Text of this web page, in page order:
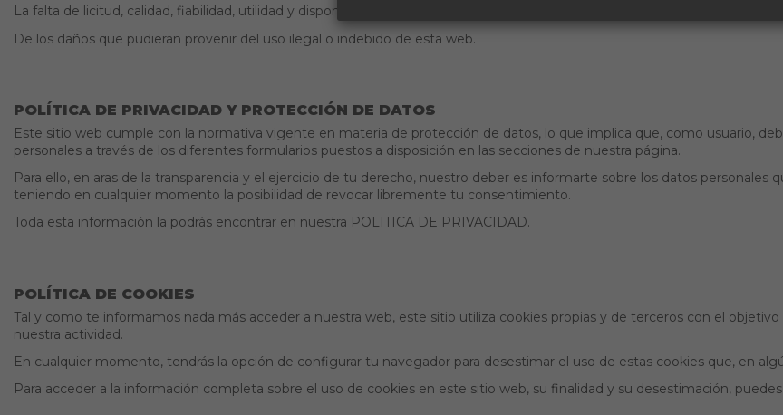
La falta de licitud, calidad, fiabilidad, utilidad y disponibilidad de los servicios prestados por terceros y puestos a
De los daños que pudieran provenir del uso ilegal o indebido de esta web.
POLÍTICA DE PRIVACIDAD Y PROTECCIÓN DE DATOS
Este sitio web cumple con la normativa vigente en materia de protección de datos, lo que implica que, como usuario,
personales a través de los diferentes formularios puestos a disposición en las secciones de nuestra página.
Para ello, en aras de la transparencia y el ejercicio de tu derecho, nuestro deber es informarte sobre los datos
teniendo en cualquier momento la posibilidad de revocar libremente tu consentimiento.
Toda esta información la podrás encontrar en nuestra POLITICA DE PRIVACIDAD.
POLÍTICA DE COOKIES
Tal y como te informamos nada más acceder a nuestra web, este sitio utiliza cookies propias y de terceros con el
nuestra actividad.
En cualquier momento, tendrás la opción de configurar tu navegador para desestimar el uso de estas cookies que, en
Para acceder a la información completa sobre el uso de cookies en este sitio web, su finalidad y su desestimación,